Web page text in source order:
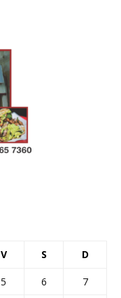
V S D
5 6
7